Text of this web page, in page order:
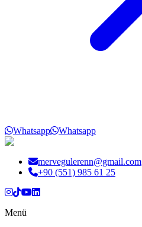
Whatsapp Whatsapp
mervegulerenn@gmail.com
+90 (551) 985 61 25
Menü